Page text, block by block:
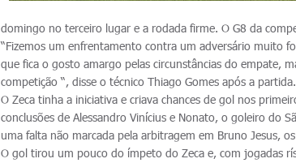
domingo no terceiro lugar e a rodada firme. O G8 da
“Fizemos um enfrentamento contra um adversário muito
que fica o gosto amargo pelas circunstâncias do empate,
competição “, disse o técnico Thiago Gomes após a partida.
O Zeca tinha a iniciativa e criava chances de gol nos
conclusões de Alessandro Vinícius e Nonato, o goleiro do
uma falta não marcada pela arbitragem em Bruno Jesus,
O gol tirou um pouco do ímpeto do Zeca e, com jogadas